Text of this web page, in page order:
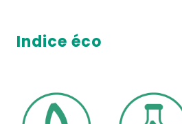
Indice éco